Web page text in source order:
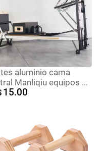
aluminio cama
Manliqiu equipos de
de alta gama sala
educación privada
15.00